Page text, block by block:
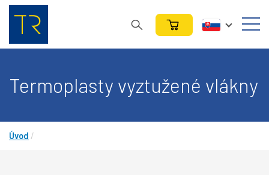
Termoplasty vyztužené vlákny
Úvod /